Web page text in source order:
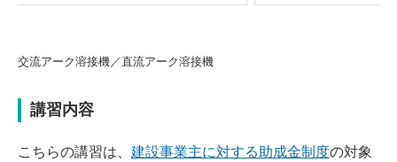
交流アーク溶接機／直流アーク溶接機
講習内容
こちらの講習は、 建設事業主に対する助成金制度の対象